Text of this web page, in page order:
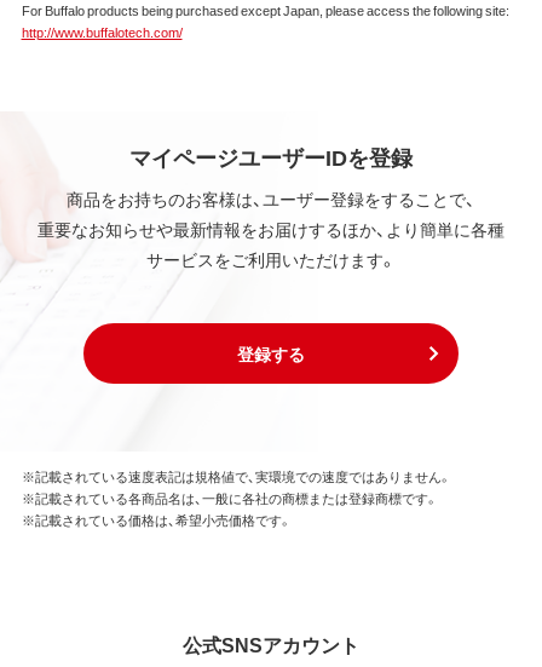
する法律ならびに条約によって保護されています。
本ソフトウェアは、本契約に規定される条件のもとで
本ソフトウェアに対する知的所有権に関する表示を
削除してはならないものとします。
第3条 使用制限
本ソフトウェアの用途は、購入商品またはその添付ソ
り、逆アセンブル、逆コンパイル、リバースエンジニア
リング、その他の修正を本ソフトウェアに加えること
はできません。
す。
第4条 保証
For Buffalo products being purchased except Japan, please access the following site:
http://www.buffalotech.com/
マイページユーザーIDを登録
商品をお持ちのお客様は、ユーザー登録をすることで、
重要なお知らせや最新情報をお届けするほか、より簡単に各種
サービスをご利用いただけます。
登録する
※記載されている速度表記は規格値で、実環境での速度ではありません。
※記載されている各商品名は、一般に各社の商標または登録商標です。
※記載されている価格は、希望小売価格です。
公式SNSアカウント